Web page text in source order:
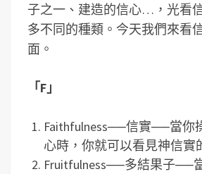
子之一、建造的信心…，光看
多不同的種類。今天我們來看
面。
「F 」
Faithfulness──信實──當你
心時，你就可以看見神信實
Fruitfulness──多結果子──